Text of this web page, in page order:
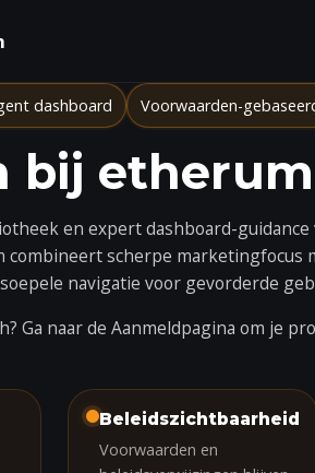
dashboard Voorwaarden-
bij
en expert dashboard-
scherpe marketingfocus
navigatie voor gevorderde
Ga naar de Aanmeldpagina om je
Beleidszichtbaarheid
Voorwaarden en